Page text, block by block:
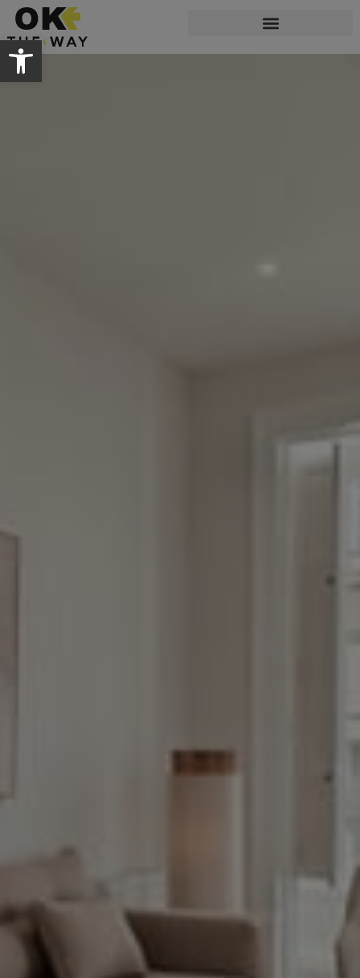
Abrir barra de herramientas